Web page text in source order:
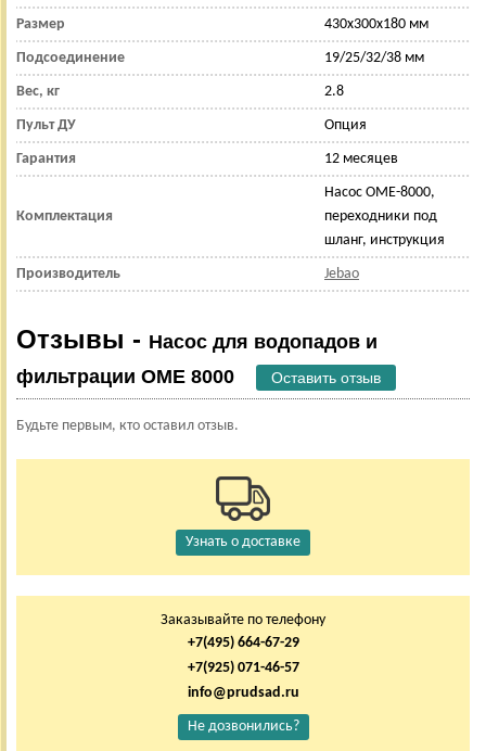
Размер 430x300x180 мм
Подсоединение 19/25/32/38 мм
Вес, кг 2.8
Пульт ДУ Опция
Гарантия 12 месяцев
Комплектация
Насос OME-8000,
переходники под
шланг, инструкция
Производитель Jebao
Отзывы - Насос для водопадов и
фильтрации OME 8000
Оставить отзыв
Будьте первым, кто оставил отзыв.
Узнать о доставке
Заказывайте по телефону
+7(495) 664-67-29
+7(925) 071-46-57
info@prudsad.ru
Не дозвонились?